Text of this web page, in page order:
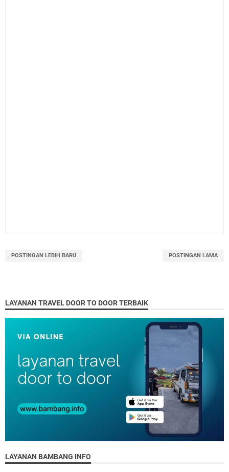
POSTINGAN LEBIH BARU POSTINGAN LAMA
LAYANAN TRAVEL DOOR TO DOOR TERBAIK
LAYANAN BAMBANG INFO